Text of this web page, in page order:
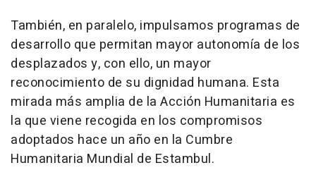
También, en paralelo, impulsamos programas de
desarrollo que permitan mayor autonomía de los
desplazados y, con ello, un mayor
reconocimiento de su dignidad humana. Esta
mirada más amplia de la Acción Humanitaria es
la que viene recogida en los compromisos
adoptados hace un año en la Cumbre
Humanitaria Mundial de Estambul.